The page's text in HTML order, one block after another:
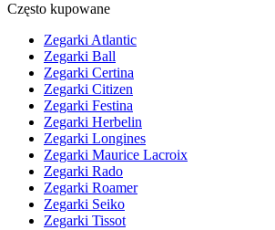
Często kupowane
Zegarki Atlantic
Zegarki Ball
Zegarki Certina
Zegarki Citizen
Zegarki Festina
Zegarki Herbelin
Zegarki Longines
Zegarki Maurice Lacroix
Zegarki Rado
Zegarki Roamer
Zegarki Seiko
Zegarki Tissot